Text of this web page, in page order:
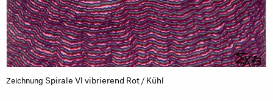
Zeichnung Spirale VI vibrierend Rot / Kühl